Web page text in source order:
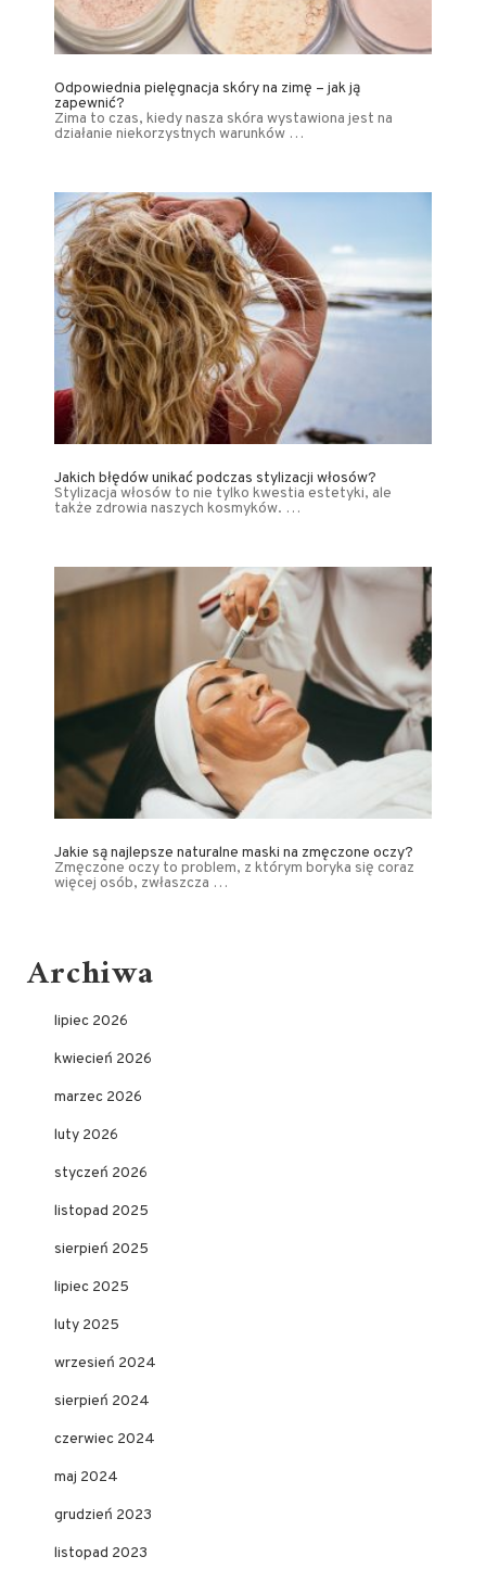
Odpowiednia pielęgnacja skóry na zimę – jak ją
zapewnić?
Zima to czas, kiedy nasza skóra wystawiona jest na
działanie niekorzystnych warunków …
Jakich błędów unikać podczas stylizacji włosów?
Stylizacja włosów to nie tylko kwestia estetyki, ale
także zdrowia naszych kosmyków. …
Jakie są najlepsze naturalne maski na zmęczone oczy?
Zmęczone oczy to problem, z którym boryka się coraz
więcej osób, zwłaszcza …
Archiwa
lipiec 2026
kwiecień 2026
marzec 2026
luty 2026
styczeń 2026
listopad 2025
sierpień 2025
lipiec 2025
luty 2025
wrzesień 2024
sierpień 2024
czerwiec 2024
maj 2024
grudzień 2023
listopad 2023